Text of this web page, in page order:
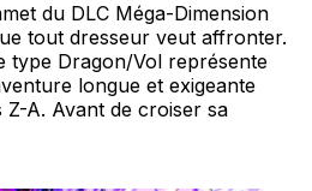
du DLC Méga-Dimension
tout dresseur veut affronter.
type Dragon/Vol représente
longue et exigeante
Z-A. Avant de croiser sa